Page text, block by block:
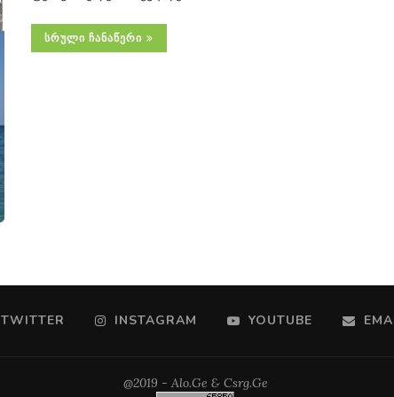
ᲡᲠᲣᲚᲘ ᲩᲐᲜᲐᲬᲔᲠᲘ
TWITTER INSTAGRAM YOUTUBE
@2019 - Alo.Ge & Csrg.Ge